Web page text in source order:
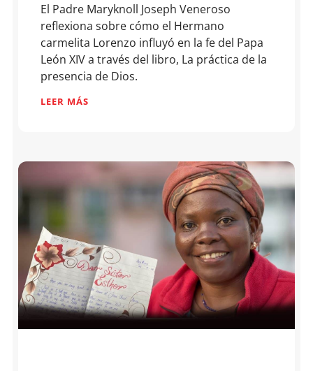
El Padre Maryknoll Joseph Veneroso
reflexiona sobre cómo el Hermano
carmelita Lorenzo influyó en la fe del Papa
León XIV a través del libro, La práctica de la
presencia de Dios.
LEER MÁS